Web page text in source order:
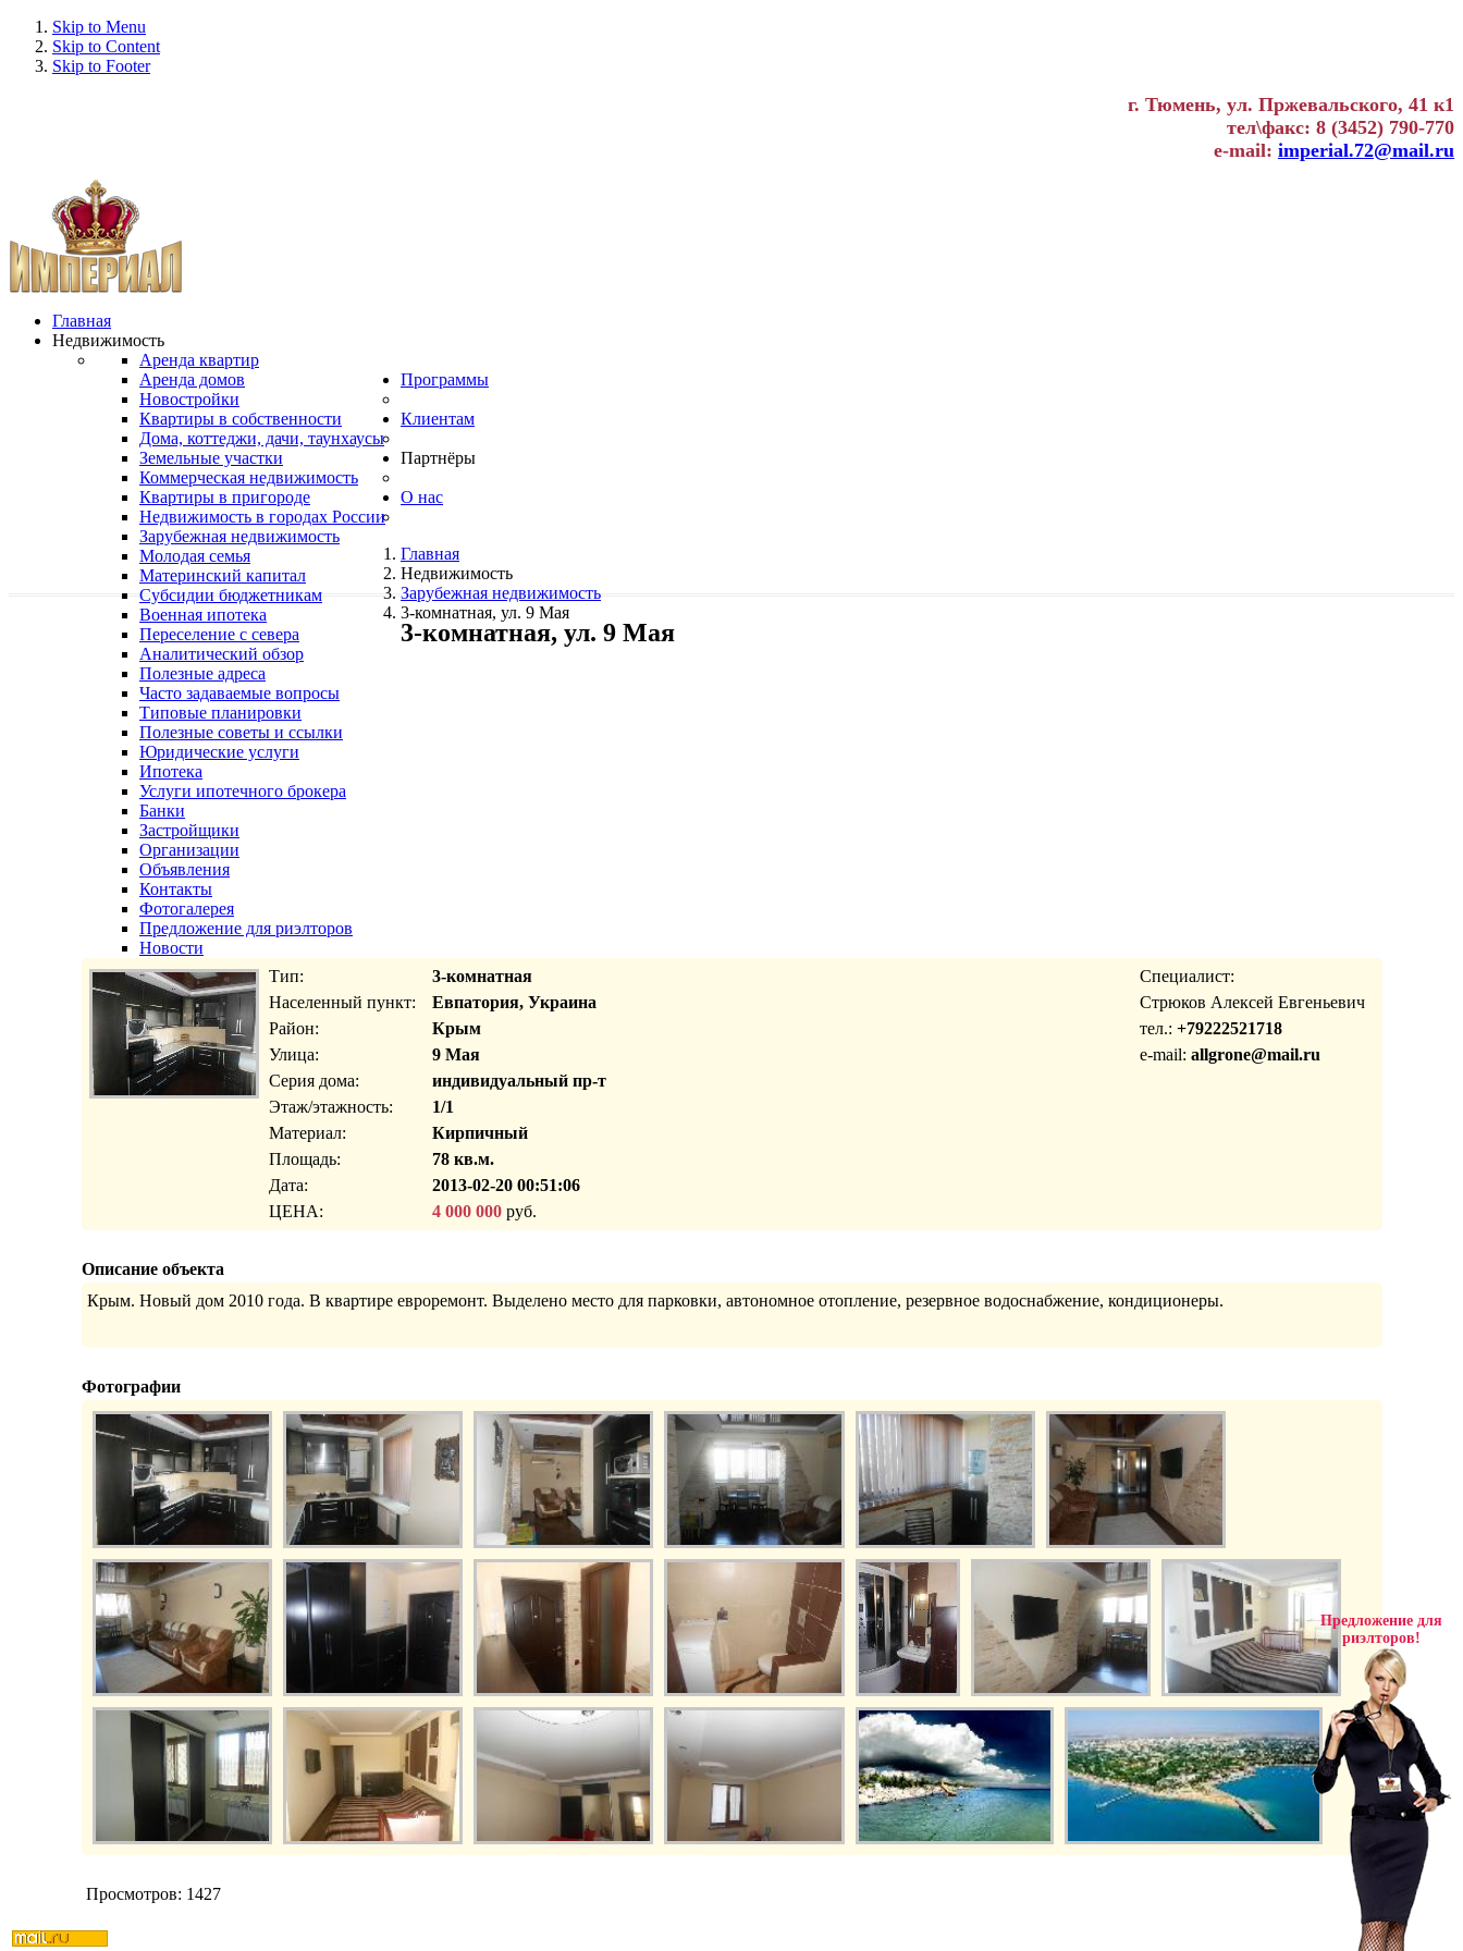
Skip to Menu
Skip to Content
Skip to Footer
г. Тюмень, ул. Пржевальского, 41 к1
тел\факс: 8 (3452) 790-770
e-mail: imperial.72@mail.ru
Главная
Недвижимость
Аренда квартир
Аренда домов
Новостройки
Квартиры в собственности
Дома, коттеджи, дачи, таунхаусы
Земельные участки
Коммерческая недвижимость
Квартиры в пригороде
Недвижимость в городах России
Зарубежная недвижимость
Программы
Молодая семья
Материнский капитал
Субсидии бюджетникам
Военная ипотека
Переселение с севера
Клиентам
Аналитический обзор
Полезные адреса
Часто задаваемые вопросы
Типовые планировки
Полезные советы и ссылки
Юридические услуги
Ипотека
Услуги ипотечного брокера
Партнёры
Банки
Застройщики
Организации
О нас
Объявления
Контакты
Фотогалерея
Предложение для риэлторов
Новости
Главная
Недвижимость
Зарубежная недвижимость
3-комнатная, ул. 9 Мая
3-комнатная, ул. 9 Мая
Тип:
3-комнатная
Населенный пункт:
Евпатория, Украина
Район:
Крым
Улица:
9 Мая
Серия дома:
индивидуальный пр-т
Этаж/этажность:
1/1
Материал:
Кирпичный
Площадь:
78 кв.м.
Дата:
2013-02-20 00:51:06
ЦЕНА:
4 000 000руб.
Специалист:
Стрюков Алексей Евгеньевич
тел.: +79222521718
e-mail: allgrone@mail.ru
Описание объекта
Крым. Новый дом 2010 года. В квартире евроремонт. Выделено место для парковки, автономное отопление, резервное водоснабжение, кондиционеры.
Фотографии
Просмотров: 1427
Предложение для
риэлторов!